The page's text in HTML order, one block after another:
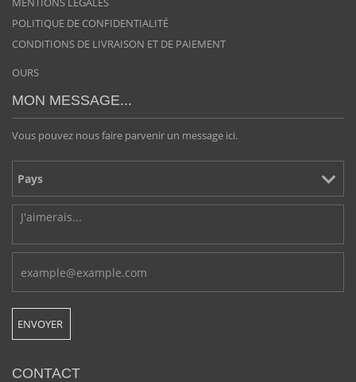
POLITIQUE DE CONFIDENTIALITÉ
CONDITIONS DE LIVRAISON ET DE PAIEMENT
OURS
MON MESSAGE...
Vous pouvez nous faire parvenir un message ici.
CONTACT